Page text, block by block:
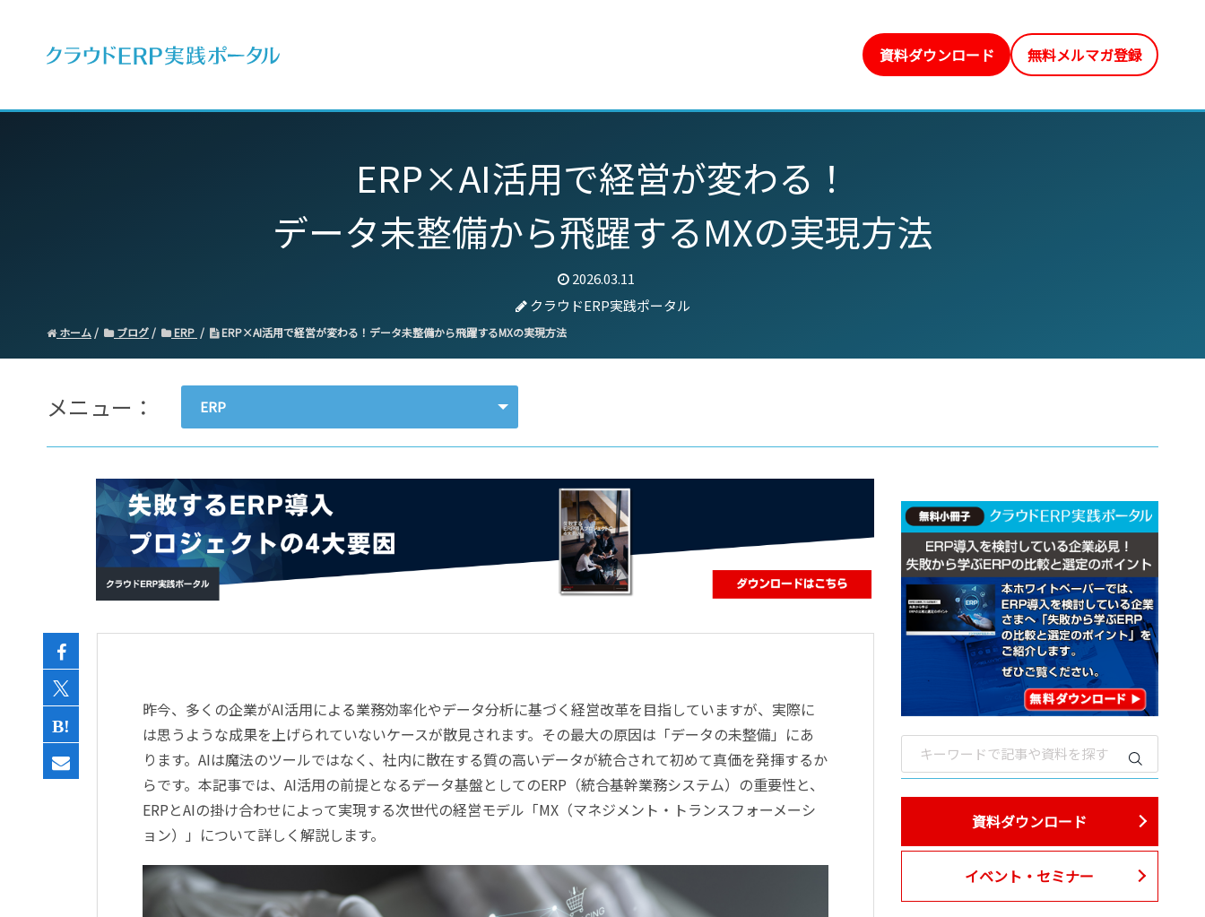
資料ダウンロード 無料メルマガ登録
ERP×AI活用で経営が変わる！
データ未整備から飛躍するMXの実現方法
2026.03.11
クラウドERP実践ポータル
ホーム ブログ ERP ERP×AI活用で経営が変わる！データ未整備から飛躍するMXの実現方法
メニュー： ERP
会計
経営／業績管理
サプライチェーン／生産管理
CRM／営業支援／Eコマース
データ分析／BI
昨今、多くの企業がAI活用による業務効率化やデータ分析に基づく経営改革を目指していますが、実際に
は思うような成果を上げられていないケースが散見されます。その最大の原因は「データの未整備」にあ
ります。AIは魔法のツールではなく、社内に散在する質の高いデータが統合されて初めて真価を発揮するか
らです。本記事では、AI活用の前提となるデータ基盤としてのERP（統合基幹業務システム）の重要性と、
ERPとAIの掛け合わせによって実現する次世代の経営モデル「MX（マネジメント・トランスフォーメーシ
ョン）」について詳しく解説します。
資料ダウンロード
イベント・セミナー